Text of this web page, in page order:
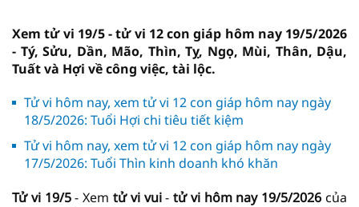
Xem tử vi 19/5 - tử vi 12 con giáp hôm nay 19/5/2026
- Tý, Sửu, Dần, Mão, Thìn, Tỵ, Ngọ, Mùi, Thân, Dậu,
Tuất và Hợi về công việc, tài lộc.
Tử vi hôm nay, xem tử vi 12 con giáp hôm nay ngày
18/5/2026: Tuổi Hợi chi tiêu tiết kiệm
Tử vi hôm nay, xem tử vi 12 con giáp hôm nay ngày
17/5/2026: Tuổi Thìn kinh doanh khó khăn
Tử vi 19/5- Xem tử vi vui-tử vi hôm nay 19/5/2026 của